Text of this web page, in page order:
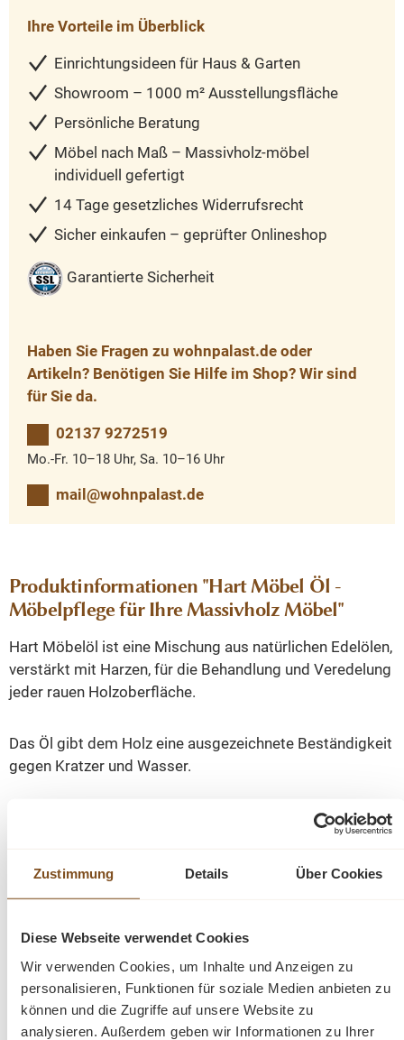
Zustimmung Details Über Cookies
Diese Webseite verwendet Cookies
Wir verwenden Cookies, um Inhalte und Anzeigen zu
personalisieren, Funktionen für soziale Medien anbieten zu
können und die Zugriffe auf unsere Website zu
analysieren. Außerdem geben wir Informationen zu Ihrer
Ihre Vorteile im Überblick
Einrichtungsideen für Haus & Garten
Showroom – 1000 m² Ausstellungsfläche
Persönliche Beratung
Möbel nach Maß – Massivholz-möbel
individuell gefertigt
14 Tage gesetzliches Widerrufsrecht
Sicher einkaufen – geprüfter Onlineshop
Garantierte Sicherheit
Haben Sie Fragen zu wohnpalast.de oder
Artikeln? Benötigen Sie Hilfe im Shop? Wir sind
für Sie da.
02137 9272519
Mo.-Fr. 10–18 Uhr, Sa. 10–16 Uhr
mail@wohnpalast.de
Produktinformationen "Hart Möbel Öl -
Möbelpflege für Ihre Massivholz Möbel"
Hart Möbelöl ist eine Mischung aus natürlichen Edelölen,
verstärkt mit Harzen, für die Behandlung und Veredelung
jeder rauen Holzoberfläche.
Das Öl gibt dem Holz eine ausgezeichnete Beständigkeit
gegen Kratzer und Wasser.
Es ist sehr einfach anzuwenden und ist perfekt, sowohl
für normale, wie auch für extreme Behandlungen, der mit
Weichholz geeignet. Besonders für Hölzer mit hoher
Porosität.
Es kann auch an Türen, Fenstern, Sockelleisten und
vielem mehr angewendet werden.